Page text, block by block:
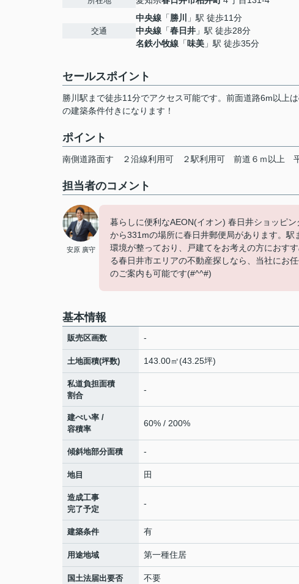
交通
中央線 「勝川
」駅 徒歩11分
中央線 「春日井 」駅 徒歩28分
名鉄小牧線 「 味美 」駅 徒歩35分
セールスポイント
勝川駅まで徒歩11分でアクセス可能です。前面道路6m以上
の建築条件付きになります！
ポイント
南側道路面す ２沿線利用可 ２駅利用可 前道６ｍ以上
担当者のコメント
安原 廣守
暮らしに便利なAEON(イオン) 春日井ショッピ
から331mの場所に春日井郵便局があります。
環境が整っており、戸建てをお考えの方におす
る春日井市エリアの不動産探しなら、当社にお
のご案内も可能です(#^^#)
基本情報
販売区画数 -
土地面積(坪数) 143.00㎡(43.25坪)
私道負担面積
割合
-
建ぺい率 /
容積率
60% / 200%
傾斜地部分面積 -
地目 田
造成工事
完了予定
-
建築条件 有
用途地域 第一種住居
国土法届出要否 不要